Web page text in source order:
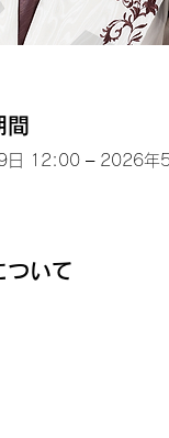
間
日 12:00 – 2026年
ついて